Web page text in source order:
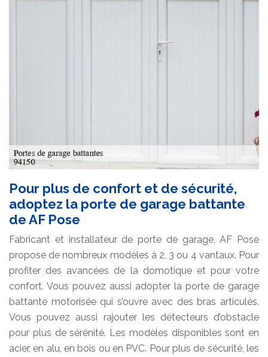
Pour plus de confort et de sécurité,
adoptez la porte de garage battante
de AF Pose
Fabricant et installateur de porte de garage, AF Pose
propose de nombreux modèles à 2, 3 ou 4 vantaux. Pour
profiter des avancées de la domotique et pour votre
confort. Vous pouvez aussi adopter la porte de garage
battante motorisée qui s’ouvre avec des bras articulés.
Vous pouvez aussi rajouter les détecteurs d’obstacle
pour plus de sérénité. Les modèles disponibles sont en
acier, en alu, en bois ou en PVC. Pour plus de sécurité, les